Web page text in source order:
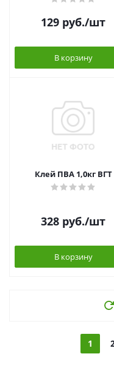
129 руб./шт
В корзину
Клей ПВА 1,0кг ВГТ
328 руб./шт
В корзину
1